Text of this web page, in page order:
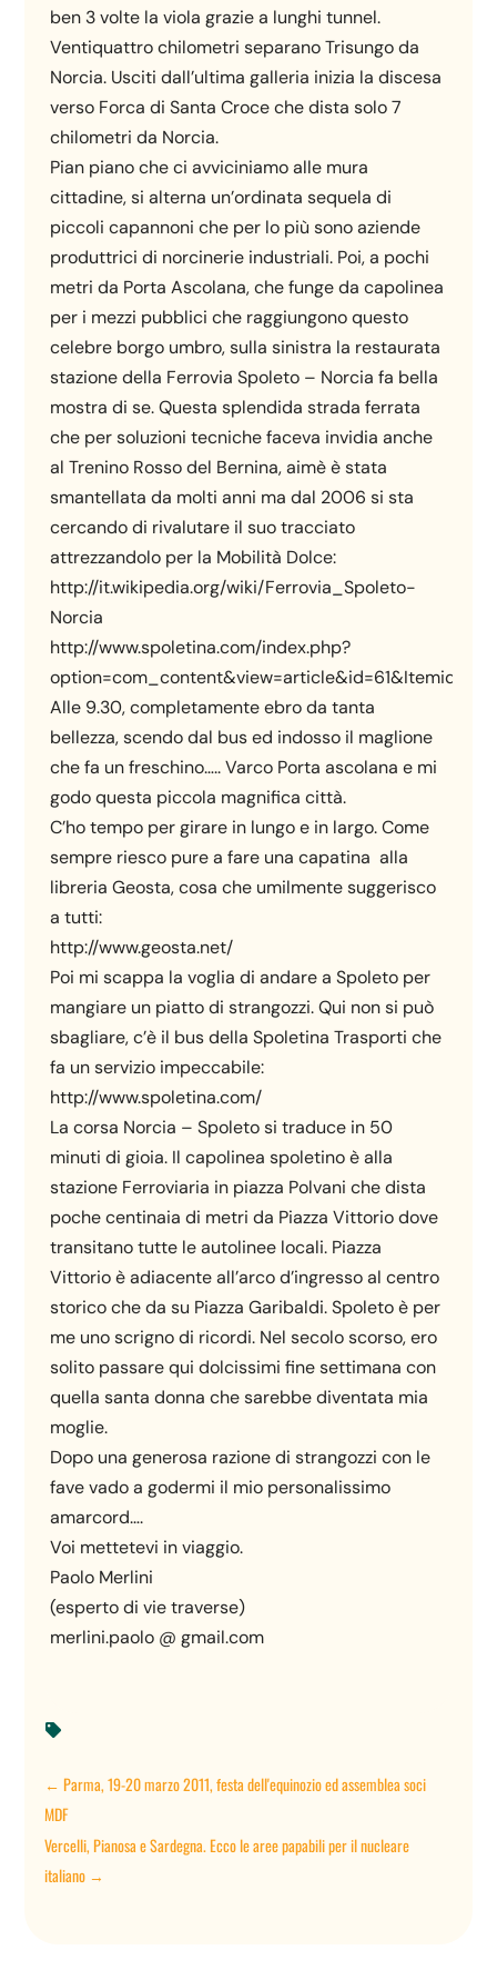
ben 3 volte la viola grazie a lunghi tunnel.
Ventiquattro chilometri separano Trisungo da
Norcia. Usciti dall’ultima galleria inizia la discesa
verso Forca di Santa Croce che dista solo 7
chilometri da Norcia.
Pian piano che ci avviciniamo alle mura
cittadine, si alterna un’ordinata sequela di
piccoli capannoni che per lo più sono aziende
produttrici di norcinerie industriali. Poi, a pochi
metri da Porta Ascolana, che funge da capolinea
per i mezzi pubblici che raggiungono questo
celebre borgo umbro, sulla sinistra la restaurata
stazione della Ferrovia Spoleto – Norcia fa bella
mostra di se. Questa splendida strada ferrata
che per soluzioni tecniche faceva invidia anche
al Trenino Rosso del Bernina, aimè è stata
smantellata da molti anni ma dal 2006 si sta
cercando di rivalutare il suo tracciato
attrezzandolo per la Mobilità Dolce:
http://it.wikipedia.org/wiki/Ferrovia_Spoleto-
Norcia
http://www.spoletina.com/index.php?
option=com_content&view=article&id=61&Itemid=56
Alle 9.30, completamente ebro da tanta
bellezza, scendo dal bus ed indosso il maglione
che fa un freschino….. Varco Porta ascolana e mi
godo questa piccola magnifica città.
C’ho tempo per girare in lungo e in largo. Come
sempre riesco pure a fare una capatina alla
libreria Geosta, cosa che umilmente suggerisco
a tutti:
http://www.geosta.net/
Poi mi scappa la voglia di andare a Spoleto per
mangiare un piatto di strangozzi. Qui non si può
sbagliare, c’è il bus della Spoletina Trasporti che
fa un servizio impeccabile:
http://www.spoletina.com/
La corsa Norcia – Spoleto si traduce in 50
minuti di gioia. Il capolinea spoletino è alla
stazione Ferroviaria in piazza Polvani che dista
poche centinaia di metri da Piazza Vittorio dove
transitano tutte le autolinee locali. Piazza
Vittorio è adiacente all’arco d’ingresso al centro
storico che da su Piazza Garibaldi. Spoleto è per
me uno scrigno di ricordi. Nel secolo scorso, ero
solito passare qui dolcissimi fine settimana con
quella santa donna che sarebbe diventata mia
moglie.
Dopo una generosa razione di strangozzi con le
fave vado a godermi il mio personalissimo
amarcord….
Voi mettetevi in viaggio.
Paolo Merlini
(esperto di vie traverse)
merlini.paolo @ gmail.com

←Parma, 19-20 marzo 2011, festa dell'equinozio ed assemblea soci
MDF
Vercelli, Pianosa e Sardegna. Ecco le aree papabili per il nucleare
italiano →